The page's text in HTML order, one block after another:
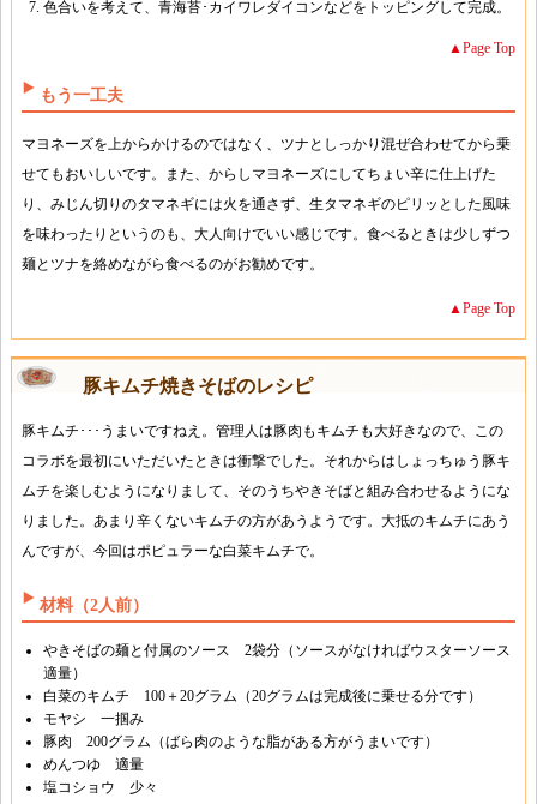
色合いを考えて、青海苔･カイワレダイコンなどをトッピングして完成。
▲Page Top
もう一工夫
マヨネーズを上からかけるのではなく、ツナとしっかり混ぜ合わせてから乗
せてもおいしいです。また、からしマヨネーズにしてちょい辛に仕上げた
り、みじん切りのタマネギには火を通さず、生タマネギのピリッとした風味
を味わったりというのも、大人向けでいい感じです。食べるときは少しずつ
麺とツナを絡めながら食べるのがお勧めです。
▲Page Top
豚キムチ焼きそばのレシピ
豚キムチ･･･うまいですねえ。管理人は豚肉もキムチも大好きなので、この
コラボを最初にいただいたときは衝撃でした。それからはしょっちゅう豚キ
ムチを楽しむようになりまして、そのうちやきそばと組み合わせるようにな
りました。あまり辛くないキムチの方があうようです。大抵のキムチにあう
んですが、今回はポピュラーな白菜キムチで。
材料（2人前）
やきそばの麺と付属のソース 2袋分（ソースがなければウスターソース
適量）
白菜のキムチ 100＋20グラム（20グラムは完成後に乗せる分です）
モヤシ 一掴み
豚肉 200グラム（ばら肉のような脂がある方がうまいです）
めんつゆ 適量
塩コショウ 少々